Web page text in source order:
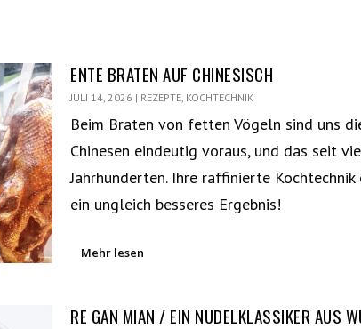
ENTE BRATEN AUF CHINESISCH
JULI 14, 2026 | REZEPTE, KOCHTECHNIK
Beim Braten von fetten Vögeln sind uns
Chinesen eindeutig voraus, und das seit
Jahrhunderten. Ihre raffinierte Kochtechnik
ein ungleich besseres Ergebnis!
Mehr lesen
RE GAN MIAN / EIN NUDELKLASSIKER AUS